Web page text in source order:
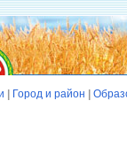
Город и район